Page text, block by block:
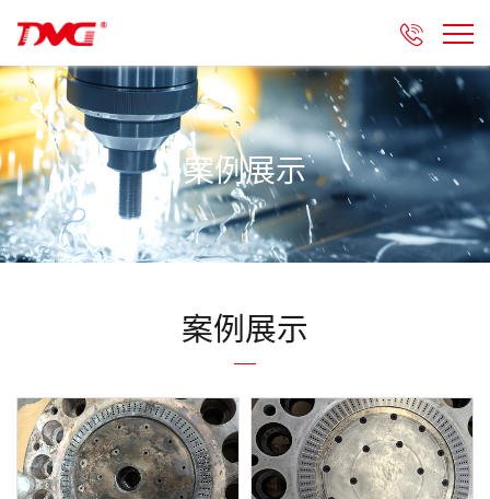

案例展示
案例展示